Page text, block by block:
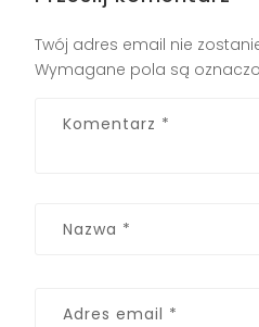
Twój adres email nie
Wymagane pola są